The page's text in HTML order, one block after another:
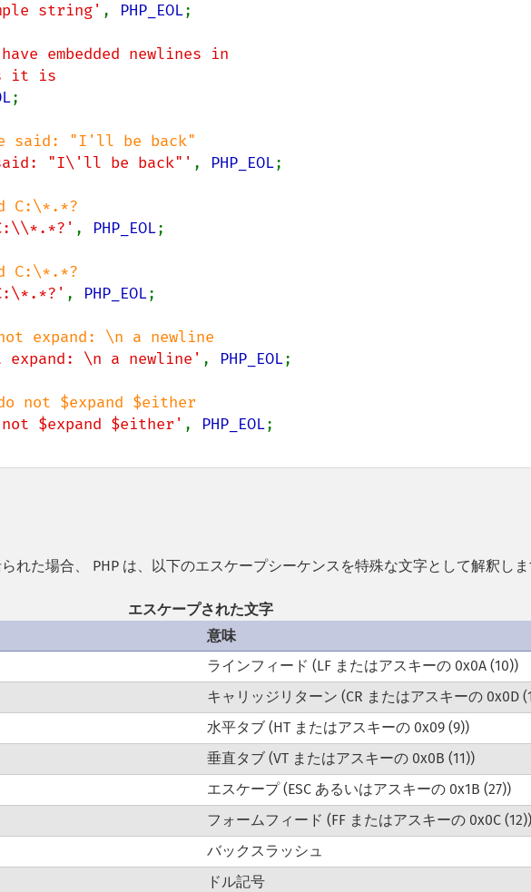
string' , PHP_EOL;
embedded newlines in
it is
;
said: "I\'ll be back"' , PHP_EOL;
, PHP_EOL;
, PHP_EOL;
\n a newline' , PHP_EOL;
$expand $either' , PHP_EOL
れた場合、 PHP は、以下のエスケープシーケンスを特殊な文字として解釈し
エスケープされた文字
意味
ラインフィード (LF またはアスキーの 0x0A (10))
キャリッジリターン (CR またはアスキーの 0x0D
水平タブ (HT またはアスキーの 0x09 (9))
垂直タブ (VT またはアスキーの 0x0B (11))
エスケープ (ESC あるいはアスキーの 0x1B (27))
フォームフィード (FF またはアスキーの 0x0C
バックスラッシュ
ドル記号